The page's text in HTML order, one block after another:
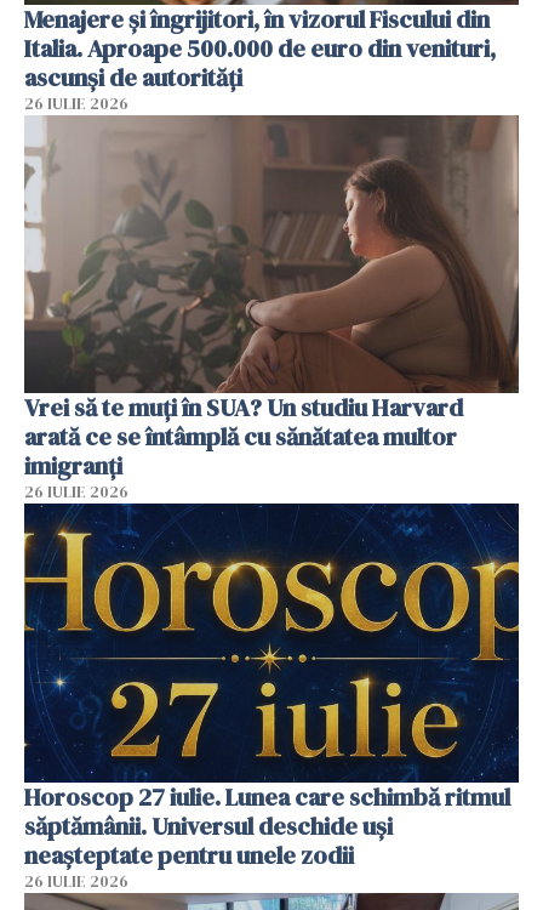
Menajere și îngrijitori, în vizorul Fiscului din
Italia. Aproape 500.000 de euro din venituri,
ascunși de autorități
26 IULIE 2026
Vrei să te muți în SUA? Un studiu Harvard
arată ce se întâmplă cu sănătatea multor
imigranți
26 IULIE 2026
Horoscop 27 iulie. Lunea care schimbă ritmul
săptămânii. Universul deschide uși
neașteptate pentru unele zodii
26 IULIE 2026